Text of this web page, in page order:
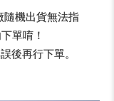
機出貨無法指
單唷！
後再行下單。